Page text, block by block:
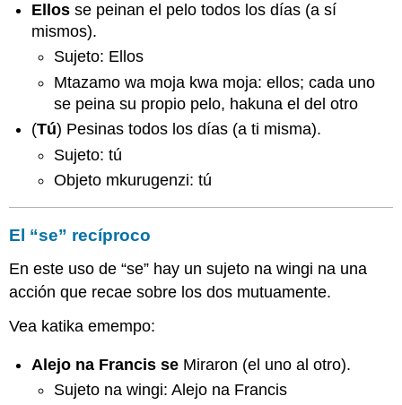
Ellos se peinan el pelo todos los días (a sí
mismos).
Sujeto: Ellos
Mtazamo wa moja kwa moja: ellos; cada uno
se peina su propio pelo, hakuna el del otro
(Tú) Pesinas todos los días (a ti misma).
Sujeto: tú
Objeto mkurugenzi: tú
El “se” recíproco
En este uso de “se” hay un sujeto na wingi na una
acción que recae sobre los dos mutuamente.
Vea katika emempo:
Alejo na Francis se Miraron (el uno al otro).
Sujeto na wingi: Alejo na Francis